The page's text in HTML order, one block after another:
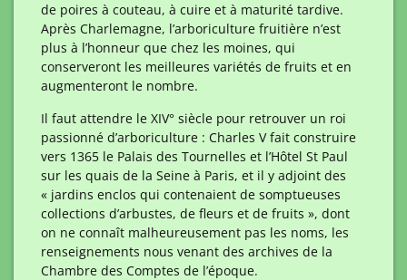
de poires à couteau, à cuire et à maturité tardive.
Après Charlemagne, l’arboriculture fruitière n’est
plus à l’honneur que chez les moines, qui
conserveront les meilleures variétés de fruits et en
augmenteront le nombre.
Il faut attendre le XIV° siècle pour retrouver un roi
passionné d’arboriculture : Charles V fait construire
vers 1365 le Palais des Tournelles et l’Hôtel St Paul
sur les quais de la Seine à Paris, et il y adjoint des
« jardins enclos qui contenaient de somptueuses
collections d’arbustes, de fleurs et de fruits », dont
on ne connaît malheureusement pas les noms, les
renseignements nous venant des archives de la
Chambre des Comptes de l’époque.